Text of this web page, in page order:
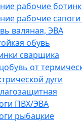
рабочие
рабочие
валяная, ЭВА
обувь
сварщика
от
дуги
ПВХ/ЭВА
рыбацкие